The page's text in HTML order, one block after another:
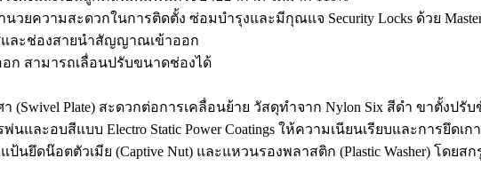
วยความสะดวกในการติดตั้ง ซ่อมบำรุงและมีกุณแจ Security Locks ด้วย
และช่องสายนำสัญญาณเข้าออก
ก สามารถเลื่อนปรับขนาดช่องได้
(Swivel Plate) สะดวกต่อการเคลื่อนย้าย วัสดุทำจาก Nylon Six สีดำ ขาตั้งปรั
นและอบสีแบบ Electro Static Power Coatings ให้ความเนียนเรียบและการยึดเ
นยึดน๊อตตัวเมีย (Captive Nut) และแหวนรองพลาสติก (Plastic Washer) โดย